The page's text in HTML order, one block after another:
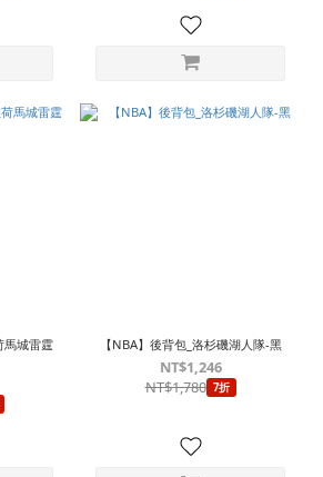
馬城雷霆
【NBA】後背包_洛杉磯湖人隊-黑
NT$1,246
NT$1,780 7折